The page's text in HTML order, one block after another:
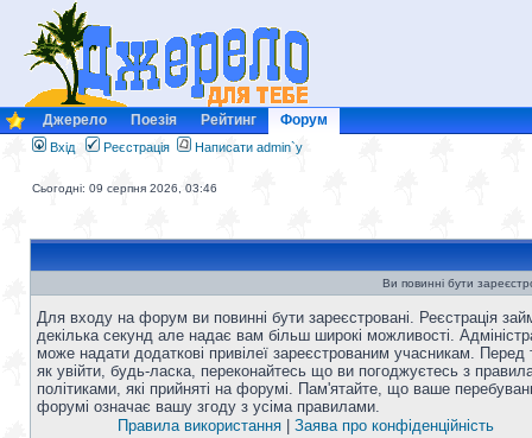
Джерело Поезія Рейтинг Форум
Вхід Реєстрація Написати admin`у
Сьогодні: 09 серпня 2026, 03:46
Ви повинні бути
Для входу на форум ви повинні бути зареєстровані. Реєстрація
декілька секунд але надає вам більш широкі можливості.
може надати додаткові привілеї зареєстрованим учасникам. Перед
як увійти, будь-ласка, переконайтесь що ви погоджуєтесь з
політиками, які прийняті на форумі. Пам'ятайте, що ваше
форумі означає вашу згоду з усіма правилами.
Правила використання
Заява про конфіденційність